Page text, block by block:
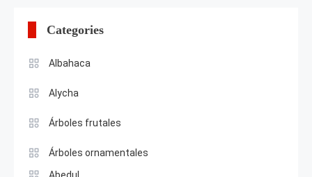
Categories
Albahaca
Alycha
Árboles frutales
Árboles ornamentales
Abedul